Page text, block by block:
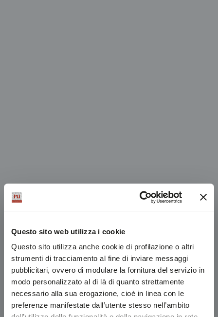
Questo sito web utilizza i cookie
Questo sito utilizza anche cookie di profilazione o altri
strumenti di tracciamento al fine di inviare messaggi
pubblicitari, ovvero di modulare la fornitura del servizio in
modo personalizzato al di là di quanto strettamente
necessario alla sua erogazione, cioè in linea con le
preferenze manifestate dall’utente stesso nell’ambito